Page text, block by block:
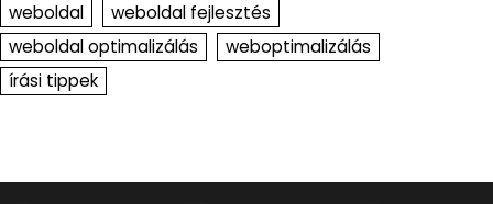
weboldal
weboldal fejlesztés
weboldal optimalizálás
weboptimalizálás
írási tippek